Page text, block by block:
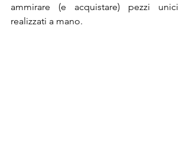
ammirare (e acquistare) pezzi unici
realizzati a mano.